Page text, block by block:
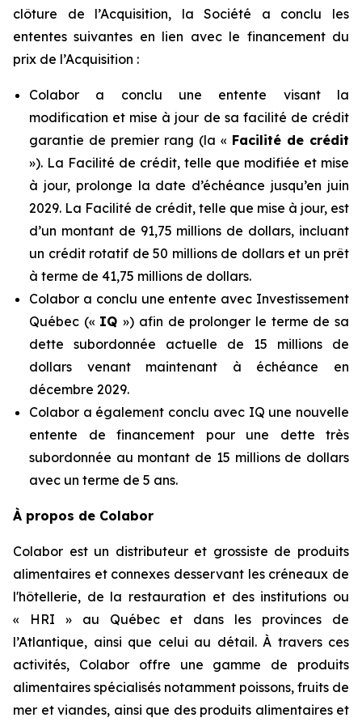
clôture de l’Acquisition, la Société a conclu les
ententes suivantes en lien avec le financement du
prix de l’Acquisition :
Colabor a conclu une entente visant la
modification et mise à jour de sa facilité de crédit
garantie de premier rang (la « Facilité de crédit
»). La Facilité de crédit, telle que modifiée et mise
à jour, prolonge la date d’échéance jusqu’en juin
2029. La Facilité de crédit, telle que mise à jour, est
d’un montant de 91,75 millions de dollars, incluant
un crédit rotatif de 50 millions de dollars et un prêt
à terme de 41,75 millions de dollars.
Colabor a conclu une entente avec Investissement
Québec (« IQ») afin de prolonger le terme de sa
dette subordonnée actuelle de 15 millions de
dollars venant maintenant à échéance en
décembre 2029.
Colabor a également conclu avec IQ une nouvelle
entente de financement pour une dette très
subordonnée au montant de 15 millions de dollars
avec un terme de 5 ans.
À propos de Colabor
Colabor est un distributeur et grossiste de produits
alimentaires et connexes desservant les créneaux de
l'hôtellerie, de la restauration et des institutions ou
« HRI » au Québec et dans les provinces de
l’Atlantique, ainsi que celui au détail. À travers ces
activités, Colabor offre une gamme de produits
alimentaires spécialisés notamment poissons, fruits de
mer et viandes, ainsi que des produits alimentaires et